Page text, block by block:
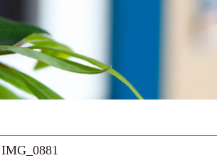
IMG_0881